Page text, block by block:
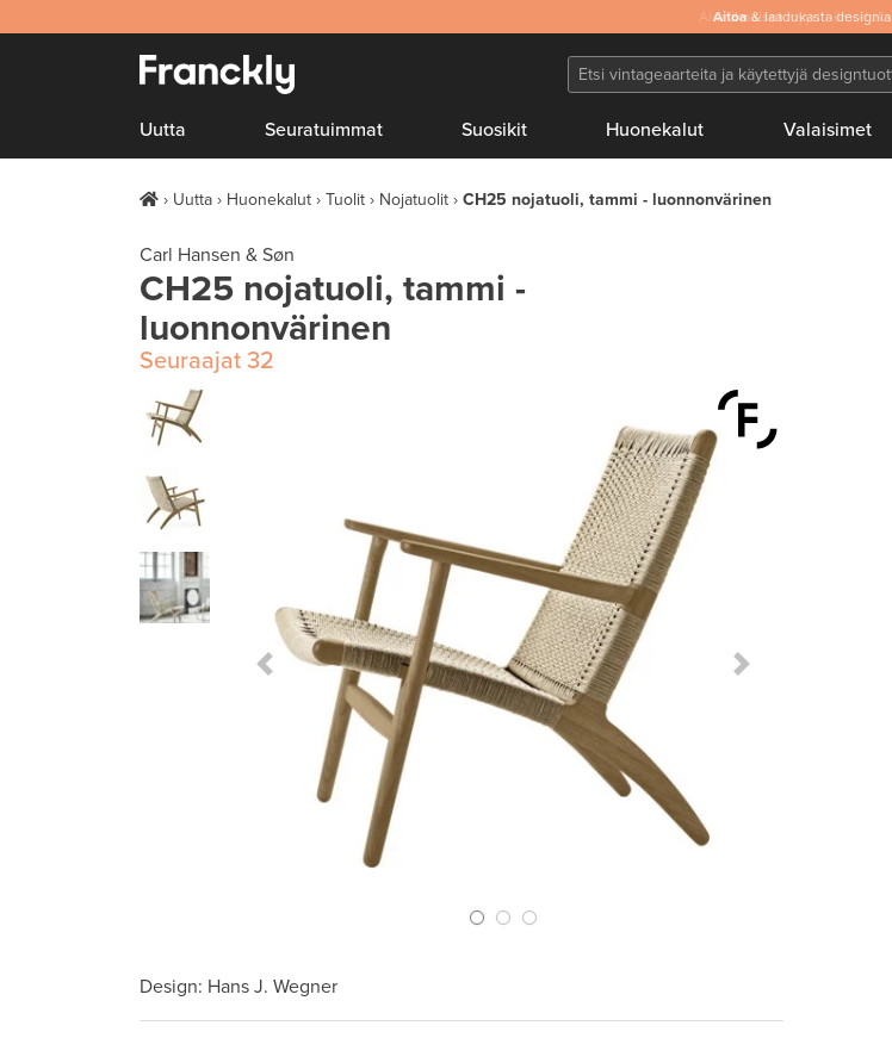
Aitoa& laadukasta designia
Uutta Seuratuimmat Suosikit Huonekalut Valaisimet
Uutta Huonekalut Tuolit Nojatuolit CH25 nojatuoli, tammi - luonnonvärinen
Carl Hansen & Søn
CH25 nojatuoli, tammi -
luonnonvärinen
Seuraajat 32
Previous Slide Next Slide
Design: Hans J. Wegner